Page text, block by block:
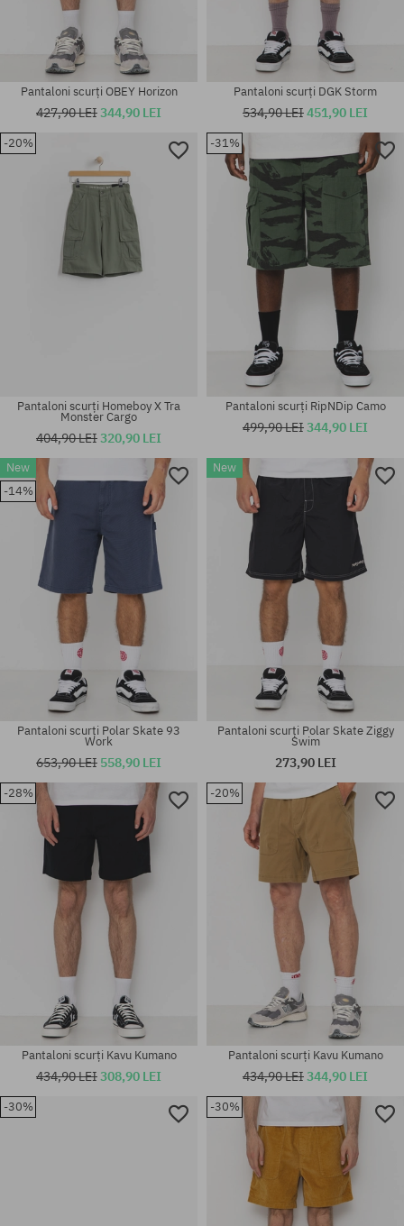
Mărimi existente:
Mărimi existente:
M; L
Mărimi existente:
XL
Pantaloni scurți OBEY Horizon
427,90 LEI344,90 LEI
Mărimi existente:
M; L
Pantaloni scurți DGK Storm
534,90 LEI451,90 LEI
-20%
Mărimi existente:
24; 25; 26; 27
Pantaloni scurți Homeboy X Tra
Monster Cargo
404,90 LEI320,90 LEI
-31%
Mărimi existente:
Pantaloni scurți RipNDip Camo
499,90 LEI344,90 LEI
New
-14%
Pantaloni scurți Polar Skate 93
Work
653,90 LEI 558,90 LEI
New
Mărimi existente:
Pantaloni scurți Polar Skate Ziggy
Swim
273,90 LEI
-28%
Pantaloni scurți Kavu Kumano
434,90 LEI308,90 LEI
-20%
Pantaloni scurți Kavu Kumano
434,90 LEI344,90 LEI
-30% -30%